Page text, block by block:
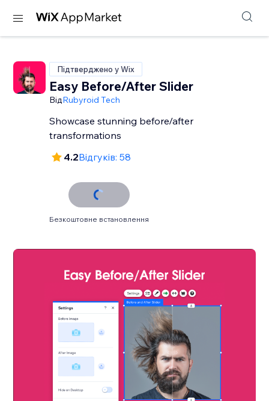
Підтверджено у Wix
Easy Before/After Slider
ВідRubyroid Tech
Showcase stunning before/after
transformations
4.2Відгуків: 58
Безкоштовне встановлення